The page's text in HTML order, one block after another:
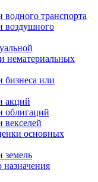
транспорта
воздушного
нематериальных
бизнеса или
акций
облигаций
векселей
основных
земель
назначения